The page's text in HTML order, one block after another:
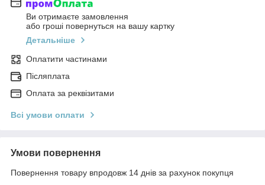
Ви отримаєте замовлення
або гроші повернуться на вашу картку
Детальніше
Оплатити частинами
Післяплата
Оплата за реквізитами
Всі умови оплати
Умови повернення
Повернення товару впродовж 14 днів за рахунок покупця